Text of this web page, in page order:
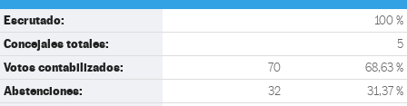
Escrutado: 100 %
Concejales totales: 5
Votos contabilizados: 70 68,63 %
Abstenciones: 32 31,37 %